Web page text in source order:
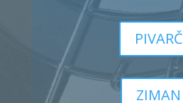
PIVARČ
ZIMAN